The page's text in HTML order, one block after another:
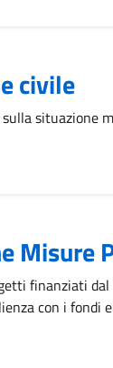
civile
situazione
Misure
finanziati dal
con i fondi